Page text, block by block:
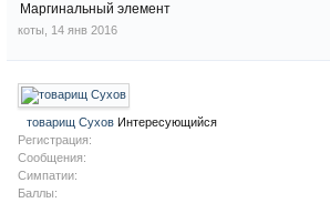
Маргинальный элемент
коты 14 янв 2016
товарищ Сухов Интересующийся
Регистрация:
Сообщения:
Симпатии:
Баллы: